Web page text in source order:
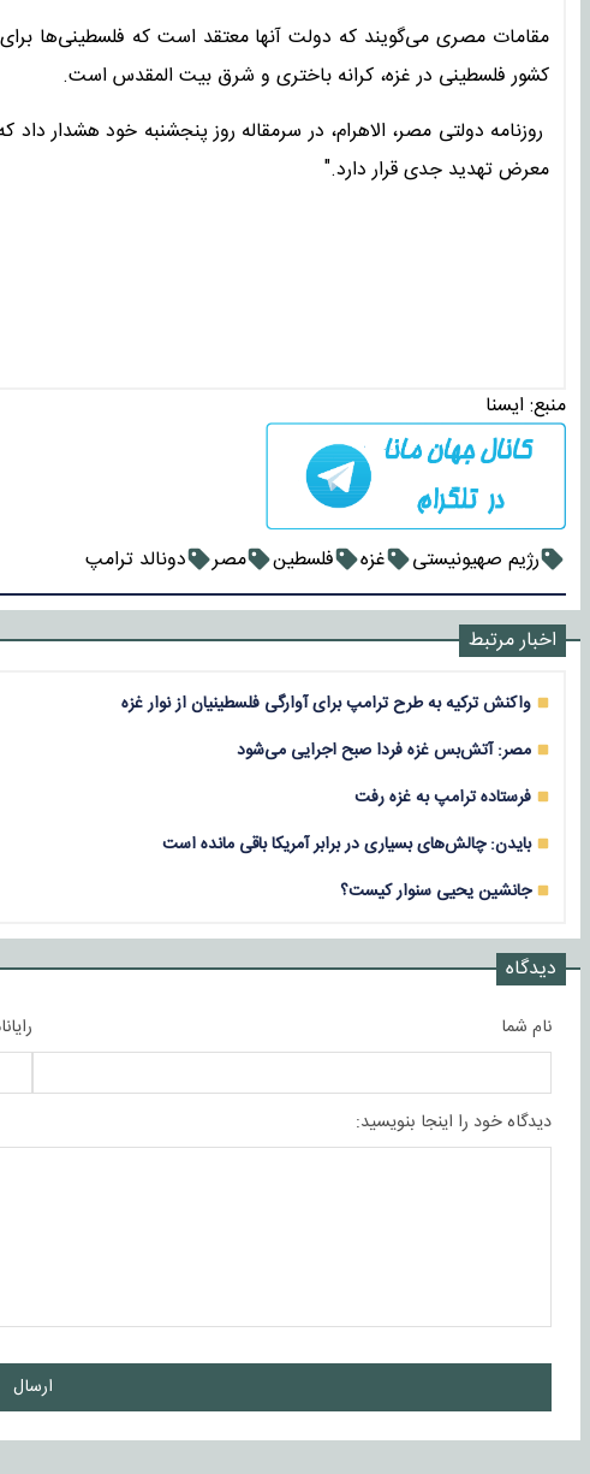
مقامات مصری می‌گویند که دولت آنها معتقد است که فلسطینی‌ها برای
کشور فلسطینی در غزه، کرانه باختری و شرق بیت المقدس است.
روزنامه دولتی مصر، الاهرام، در سرمقاله روز پنجشنبه خود هشدار
معرض تهدید جدی قرار دارد."
منبع: ايسنا
رژیم صهیونیستی غزه فلسطین مصر دونالد ترامپ
اخبار مرتبط
واکنش ترکیه به طرح ترامپ برای آوارگی فلسطینیان از نوار غزه
مصر: آتش‌بس غزه فردا صبح اجرایی می‌شود
فرستاده ترامپ به غزه رفت
بایدن: چالش‌های بسیاری در برابر آمریکا باقی‌ مانده است
جانشین یحیی سنوار کیست؟
دیدگاه
نام شما
دیدگاه خود را اینجا بنویسید:
ارسال